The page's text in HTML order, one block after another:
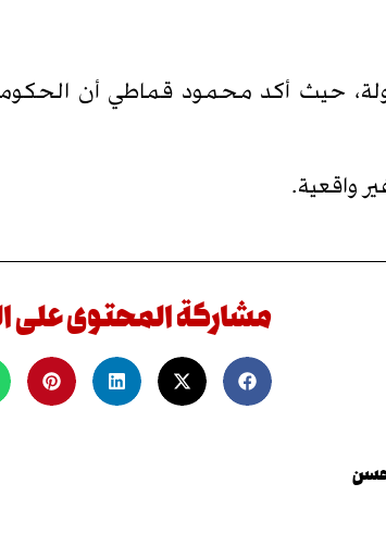
حيث أكد محمود قماطي أن
واقعية.
حسن
مشاركة المحتوى على